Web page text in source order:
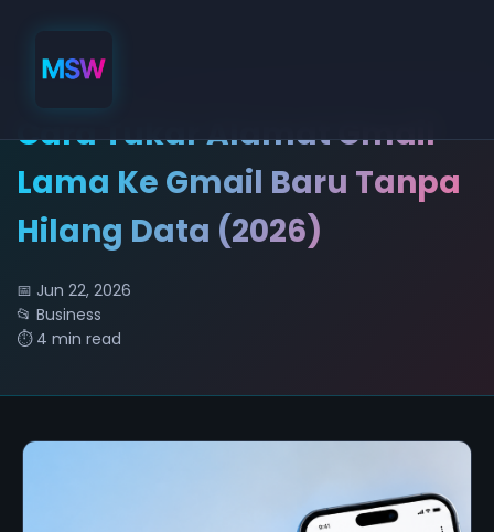
Cara Tukar Alamat Gmail
Lama Ke Gmail Baru Tanpa
Hilang Data (2026)
📅 Jun 22, 2026
📂 Business
⏱️ 4 min read